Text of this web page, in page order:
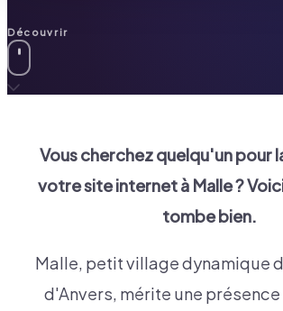
Découvrir
Vous cherchez quelqu'un pour
votre site internet à Malle?
tombe bien.
Malle, petit village dynamique
d'Anvers, mérite une